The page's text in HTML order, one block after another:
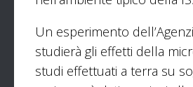
Un esperimento
studierà gli effetti della
studi effettuati a terra su